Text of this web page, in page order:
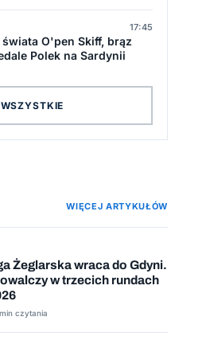
17:45
O'pen Skiff, brąz
Polek na Sardynii
WIĘCEJ ARTYKUŁÓW
Żeglarska wraca do Gdyni.
w trzecich rundach
czytania